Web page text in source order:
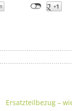
Ersatzteilbezug –